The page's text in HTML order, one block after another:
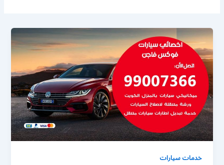
خدمات سيارات